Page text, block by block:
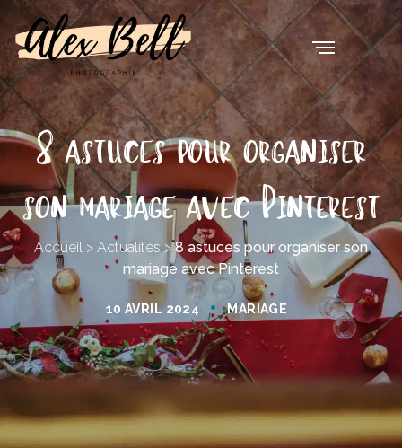
8 astuces pour organiser
son mariage avec Pinterest
Accueil > Actualités>8 astuces pour organiser son
mariage avec Pinterest
10 AVRIL 2024 MARIAGE